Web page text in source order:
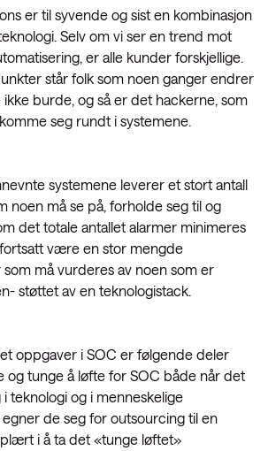
er til syvende og sist en kombinasjon
Selv om vi ser en trend mot
er alle kunder forskjellige.
står folk som noen ganger endrer
burde, og så er det hackerne, som
seg rundt i systemene.
systemene leverer et stort antall
noen må se på, forholde seg til og
det totale antallet alarmer minimeres
være en stor mengde
må vurderes av noen som er
støttet av en teknologistack.
oppgaver i SOC er følgende deler
og tunge å løfte for SOC både når det
teknologi og i menneskelige
de seg for outsourcing til en
i å ta det «tunge løftet»